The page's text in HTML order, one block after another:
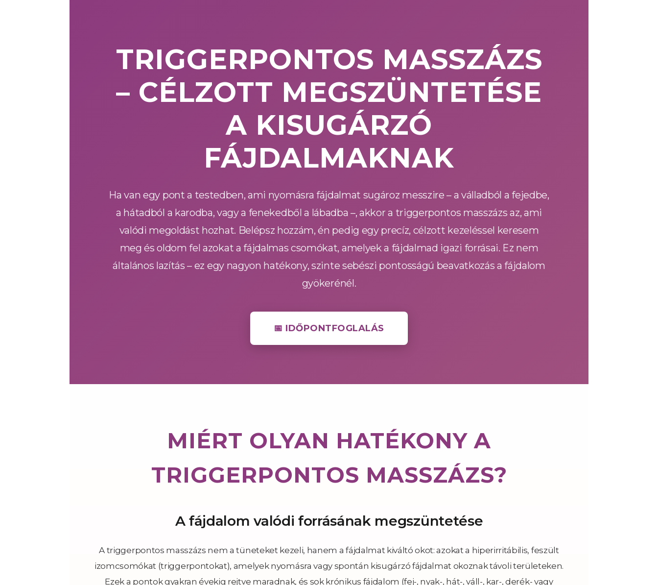
TRIGGERPONTOS MASSZÁZS
– CÉLZOTT MEGSZÜNTETÉSE
A KISUGÁRZÓ
FÁJDALMAKNAK
Ha van egy pont a testedben, ami nyomásra fájdalmat sugároz messzire – a válladból a fejedbe,
a hátadból a karodba, vagy a fenekedből a lábadba –, akkor a triggerpontos masszázs az, ami
valódi megoldást hozhat. Belépsz hozzám, én pedig egy precíz, célzott kezeléssel keresem
meg és oldom fel azokat a fájdalmas csomókat, amelyek a fájdalmad igazi forrásai. Ez nem
általános lazítás – ez egy nagyon hatékony, szinte sebészi pontosságú beavatkozás a fájdalom
gyökerénél.
📅 IDŐPONTFOGLALÁS
MIÉRT OLYAN HATÉKONY A
TRIGGERPONTOS MASSZÁZS?
A fájdalom valódi forrásának megszüntetése
A triggerpontos masszázs nem a tüneteket kezeli, hanem a fájdalmat kiváltó okot: azokat a hiperirritábilis, feszült
izomcsomókat (triggerpontokat), amelyek nyomásra vagy spontán kisugárzó fájdalmat okoznak távoli területeken.
Ezek a pontok gyakran évekig rejtve maradnak, és sok krónikus fájdalom (fej-, nyak-, hát-, váll-, kar-, derék- vagy